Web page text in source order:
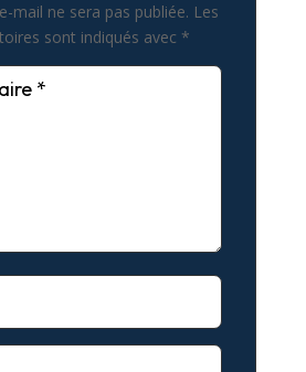
mail ne sera pas publiée. Les
sont indiqués avec *